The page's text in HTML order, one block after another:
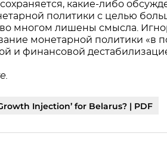
какие-либо
политики с целью
во многом лишены смысла.
монетарной политики «в
и финансовой
Injection’ for Belarus? | PDF